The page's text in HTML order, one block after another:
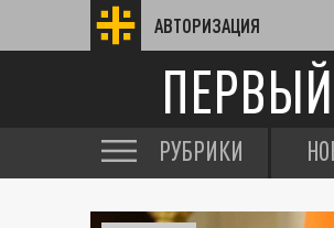
АВТОРИЗАЦИЯ
РУБРИКИ